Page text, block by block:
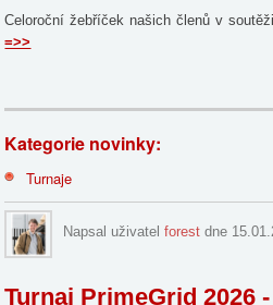
Celoroční žebříček našich členů v
=>>
Kategorie novinky:
Turnaje
Napsal uživatelforest dne
Turnaj PrimeGrid 2026